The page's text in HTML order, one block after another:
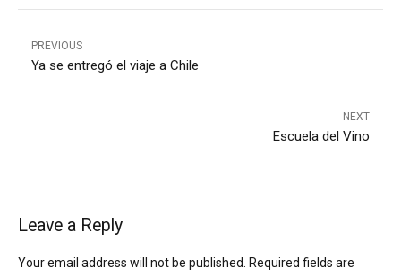
PREVIOUS
Ya se entregó el viaje a Chile
NEXT
Escuela del Vino
Leave a Reply
Your email address will not be published. Required fields are